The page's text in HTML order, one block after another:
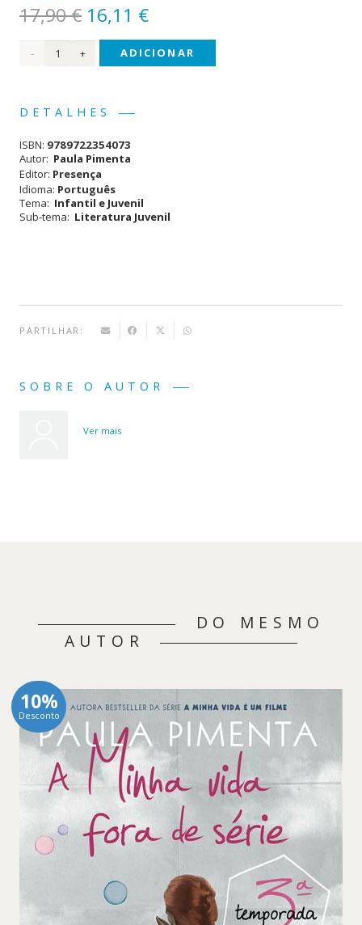
17,90€ O
preço
original
17,90 €.
16,11 €O
preço
atual
Quantidade
é um
Filme
(#3) -
ADICIONAR
DETALHES
ISBN: 9789722354073
Autor: Paula Pimenta
Editor: Presença
Idioma: Português
Tema: Infantil e Juvenil
Sub-tema: Literatura Juvenil
PARTILHAR:
SOBRE O AUTOR
Ver mais
DO MESMO
AUTOR
10%
Desconto